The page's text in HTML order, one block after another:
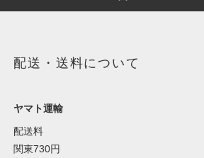
配送・送料について
ヤマト運輸
配送料
関東730円